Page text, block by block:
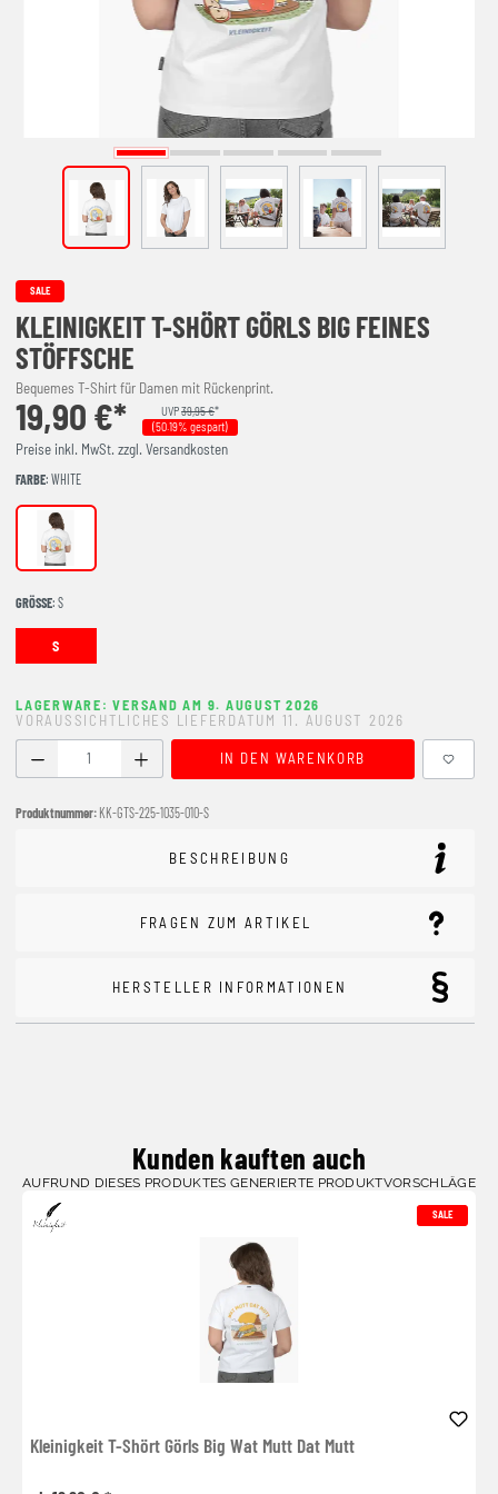
SALE
KLEINIGKEIT T-SHÖRT GÖRLS BIG FEINES
STÖFFSCHE
Bequemes T-Shirt für Damen mit Rückenprint.
19,90 €* UVP39,95 €*
(50.19% gespart)
Preise inkl. MwSt. zzgl. Versandkosten
FARBE: WHITE
WHITE
GRÖSSE : S
S
LAGERWARE: VERSAND AM 9. AUGUST 2026
VORAUSSICHTLICHES LIEFERDATUM 11. AUGUST 2026
Produkt Anzahl: Gib den gewünschten Wert ein oder
IN DEN WARENKORB
Produktnummer: KK-GTS-225-1035-010-S
BESCHREIBUNG
FRAGEN ZUM ARTIKEL
HERSTELLER INFORMATIONEN
Kunden kauften auch
AUFRUND DIESES PRODUKTES GENERIERTE PRODUKTVORSCHLÄGE
SALE
Kleinigkeit T-Shört Görls Big Wat Mutt Dat Mutt